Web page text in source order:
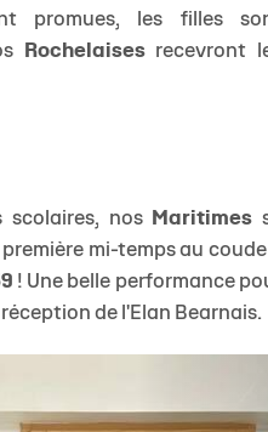
promues, les filles
Rochelaisesrecevront
scolaires, nos Maritimes
mi-temps au coude
! Une belle performance
de l'Elan Bearnais.